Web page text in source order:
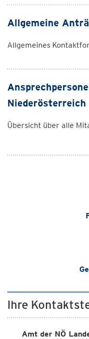
Allgemeine
Allgemeines
Niederösterreich
Übersicht über alle
Ihre
Amt der NÖ